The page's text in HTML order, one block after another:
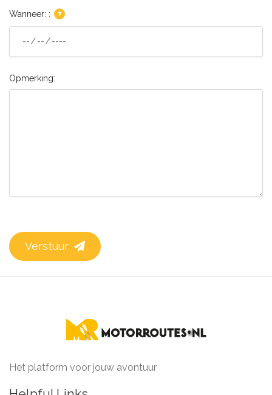
Wanneer: :
Opmerking:
Verstuur
Het platform voor jouw avontuur